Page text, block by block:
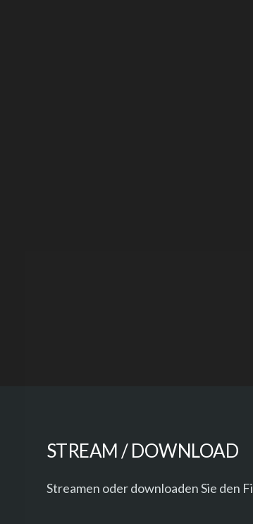
STREAM / DOWNLOAD
Streamen oder downloaden Sie den